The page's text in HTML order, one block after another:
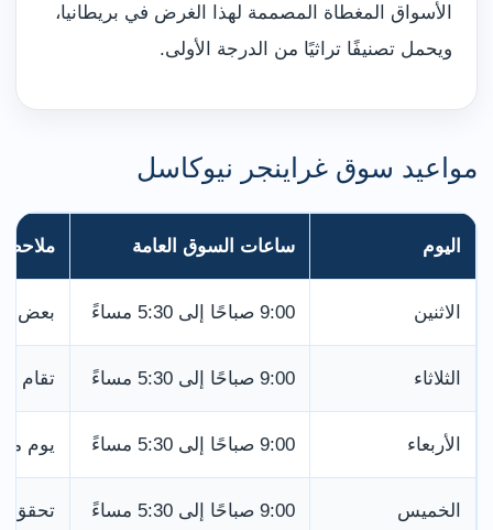
الأسواق المغطاة المصممة لهذا الغرض في بريطانيا،
ويحمل تصنيفًا تراثيًا من الدرجة الأولى.
مواعيد سوق غراينجر نيوكاسل
اليوم ساعات السوق العامة
الاثنين 9:00 صباحًا إلى 5:30 مساءً بعض
الثلاثاء 9:00 صباحًا إلى 5:30 مساءً تقام
الأربعاء 9:00 صباحًا إلى 5:30 مساءً يوم
الخميس 9:00 صباحًا إلى 5:30 مساءً تحقق